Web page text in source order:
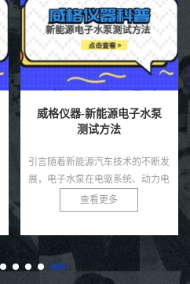
威格仪器-充电桩极限测试
方法有哪些
引言随着电动汽车市场的蓬勃发
展，充电桩作为新能源汽车生态系
统的核心基础设施，其性能和可靠
性直接影响用户体验和电网安全。
低...
查看更多